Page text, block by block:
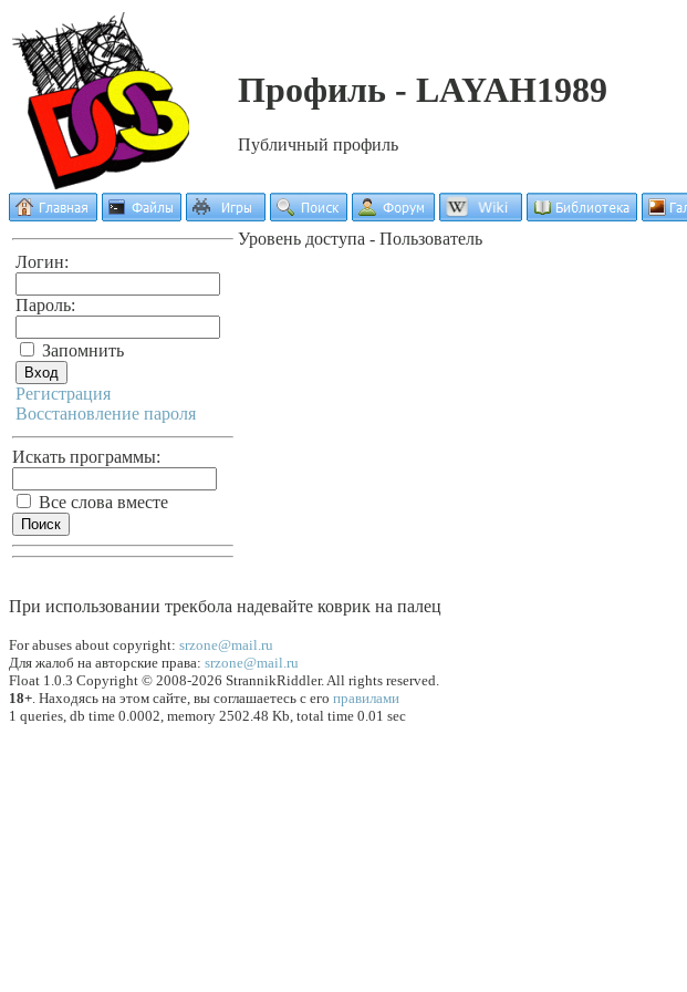
Профиль - LAYAH1989
Публичный профиль
Логин:
Пароль:
Запомнить
Регистрация
Восстановление пароля
Искать программы:
Все слова вместе
Уровень доступа - Пользователь
При использовании трекбола надевайте коврик на палец
For abuses about copyright: srzone@mail.ru
Для жалоб на авторские права: srzone@mail.ru
Float 1.0.3 Copyright © 2008-2026 StrannikRiddler. All rights reserved.
18+. Находясь на этом сайте, вы соглашаетесь с его правилами
1 queries, db time 0.0002, memory 2502.48 Kb, total time 0.01 sec